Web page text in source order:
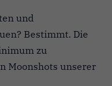
und
Bestimmt. Die
zu
Moonshots unserer